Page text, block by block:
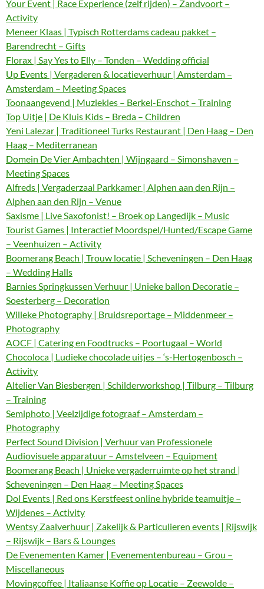
Your Event | Race Experience (zelf rijden) – Zandvoort –
Activity
Meneer Klaas | Typisch Rotterdams cadeau pakket –
Barendrecht – Gifts
Florax | Say Yes to Elly – Tonden – Wedding official
Up Events | Vergaderen & locatieverhuur | Amsterdam –
Amsterdam – Meeting Spaces
Toonaangevend | Muziekles – Berkel-Enschot – Training
Top Uitje | De Kluis Kids – Breda – Children
Yeni Lalezar | Traditioneel Turks Restaurant | Den Haag – Den
Haag – Mediterranean
Domein De Vier Ambachten | Wijngaard – Simonshaven –
Meeting Spaces
Alfreds | Vergaderzaal Parkkamer | Alphen aan den Rijn –
Alphen aan den Rijn – Venue
Saxisme | Live Saxofonist! – Broek op Langedijk – Music
Tourist Games | Interactief Moordspel/Hunted/Escape Game
– Veenhuizen – Activity
Boomerang Beach | Trouw locatie | Scheveningen – Den Haag
– Wedding Halls
Barnies Springkussen Verhuur | Unieke ballon Decoratie –
Soesterberg – Decoration
Willeke Photography | Bruidsreportage – Middenmeer –
Photography
AOCF | Catering en Foodtrucks – Poortugaal – World
Chocoloca | Ludieke chocolade uitjes – ‘s-Hertogenbosch –
Activity
Altelier Van Biesbergen | Schilderworkshop | Tilburg – Tilburg
– Training
Semiphoto | Veelzijdige fotograaf – Amsterdam –
Photography
Perfect Sound Division | Verhuur van Professionele
Audiovisuele apparatuur – Amstelveen – Equipment
Boomerang Beach | Unieke vergaderruimte op het strand |
Scheveningen – Den Haag – Meeting Spaces
Dol Events | Red ons Kerstfeest online hybride teamuitje –
Wijdenes – Activity
Wentsy Zaalverhuur | Zakelijk & Particulieren events | Rijswijk
– Rijswijk – Bars & Lounges
De Evenementen Kamer | Evenementenbureau – Grou –
Miscellaneous
Movingcoffee | Italiaanse Koffie op Locatie – Zeewolde –